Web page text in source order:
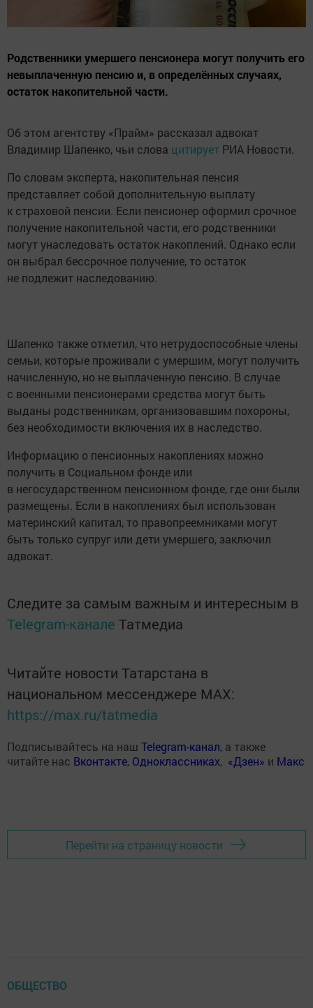
Родственники умершего пенсионера могут получить его
невыплаченную пенсию и, в определённых случаях,
остаток накопительной части.
Об этом агентству «Прайм» рассказал адвокат
Владимир Шапенко, чьи слова цитирует РИА Новости.
По словам эксперта, накопительная пенсия
представляет собой дополнительную выплату
к страховой пенсии. Если пенсионер оформил срочное
получение накопительной части, его родственники
могут унаследовать остаток накоплений. Однако если
он выбрал бессрочное получение, то остаток
не подлежит наследованию.
Шапенко также отметил, что нетрудоспособные члены
семьи, которые проживали с умершим, могут получить
начисленную, но не выплаченную пенсию. В случае
с военными пенсионерами средства могут быть
выданы родственникам, организовавшим похороны,
без необходимости включения их в наследство.
Информацию о пенсионных накоплениях можно
получить в Социальном фонде или
в негосударственном пенсионном фонде, где они были
размещены. Если в накоплениях был использован
материнский капитал, то правопреемниками могут
быть только супруг или дети умершего, заключил
адвокат.
Следите за самым важным и интересным в
Telegram-канале Татмедиа
Читайте новости Татарстана в
национальном мессенджере MАХ:
https://max.ru/tatmedia
Подписывайтесь на наш Telegram-канал, а также
читайте нас Вконтакте, Одноклассниках, «Дзен» и Макс
Перейти на страницу новости
ОБЩЕСТВО